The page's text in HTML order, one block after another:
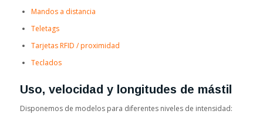
Mandos a distancia
Teletags
Tarjetas RFID / proximidad
Teclados
Uso, velocidad y longitudes de mástil
Disponemos de modelos para diferentes niveles de intensidad: